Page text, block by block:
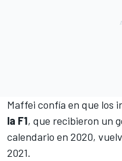
Maffei confía en que los
la F1, que recibieron un
calendario en 2020,
2021.